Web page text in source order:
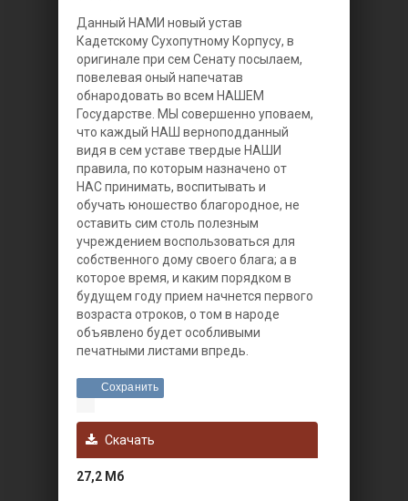
Данный НАМИ новый устав
Кадетскому Сухопутному Корпусу, в
оригинале при сем Сенату посылаем,
повелевая оный напечатав
обнародовать во всем НАШЕМ
Государстве. МЫ совершенно уповаем,
что каждый НАШ верноподданный
видя в сем уставе твердые НАШИ
правила, по которым назначено от
НАС принимать, воспитывать и
обучать юношество благородное, не
оставить сим столь полезным
учреждением воспользоваться для
собственного дому своего блага; а в
которое время, и каким порядком в
будущем году прием начнется первого
возраста отроков, о том в народе
объявлено будет особливыми
печатными листами впредь.
Сохранить
Скачать
27,2 Мб